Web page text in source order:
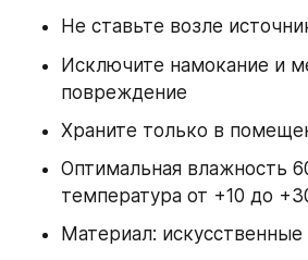
Не ставьте возле
Исключите намокание и
повреждение
Храните только в
Оптимальная влажность
температура от +10 до
Материал: